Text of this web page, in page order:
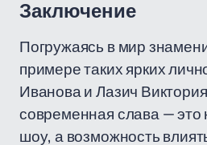
Заключение
Погружаясь в мир
примере таких ярких
Иванова и Лазич
современная слава — это
шоу, а возможность